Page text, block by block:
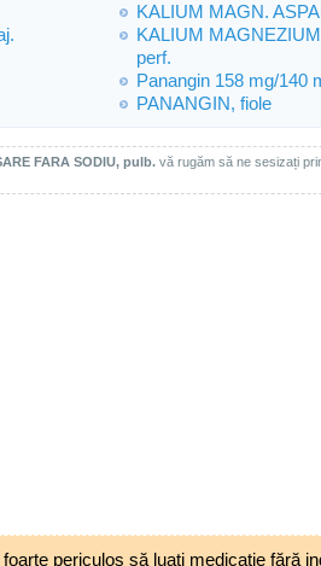
KALIUM MAGN.
KALIUM
perf.
Panangin 158 mg/140
PANANGIN, fiole
FARA SODIU, pulb. vă rugăm să ne sesizați
periculos să luați medicație fără